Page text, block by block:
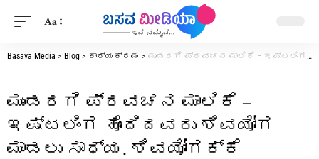
Aa
Basava Media > Blog > ಕಾರ್ಯಕ್ರಮ > ಮುಂಡರಗಿ ಪ್ರವಚನ ಮಾಲಿಕೆ – ಇಷ್ಟಲಿಂಗ ಹೊಂದಿದವರು ಶಿವಯೋಗ ಮಾಡಲು ಸಾಧ್ಯ. ಶಿವಯೋಗಕ್ಕೆ ಇಷ್ಟಲಿಂಗ ಅಗತ್ಯ
ಮುಂಡರಗಿ ಪ್ರವಚನ ಮಾಲಿಕೆ –
ಇಷ್ಟಲಿಂಗ ಹೊಂದಿದವರು ಶಿವಯೋಗ
ಮಾಡಲು ಸಾಧ್ಯ. ಶಿವಯೋಗಕ್ಕೆ